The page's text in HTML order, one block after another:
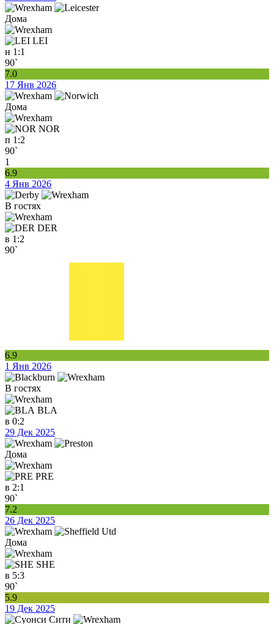
Дома
LEI
н 1:1
90`
7.0
17 Янв 2026
Дома
NOR
п 1:2
90`
1
6.9
4 Янв 2026
В гостях
DER
в 1:2
90`
6.9
1 Янв 2026
В гостях
BLA
в 0:2
29 Дек 2025
Дома
PRE
в 2:1
90`
7.2
26 Дек 2025
Дома
SHE
в 5:3
90`
5.9
19 Дек 2025